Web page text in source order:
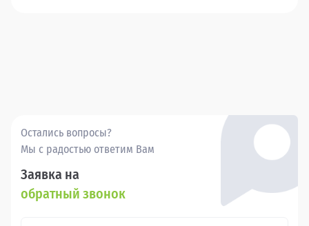
Остались вопросы?
Мы с радостью ответим Вам
Заявка на
обратный звонок